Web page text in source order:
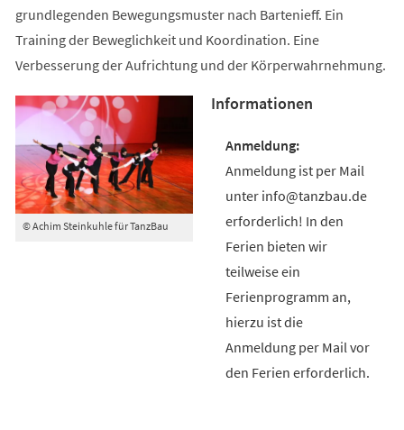
grundlegenden Bewegungsmuster nach Bartenieff. Ein
Training der Beweglichkeit und Koordination. Eine
Verbesserung der Aufrichtung und der Körperwahrnehmung.
© Achim Steinkuhle für TanzBau
Informationen
Anmeldung ist per Mail
unter info@tanzbau.de
erforderlich! In den
Ferien bieten wir
teilweise ein
Ferienprogramm an,
hierzu ist die
Anmeldung per Mail vor
den Ferien erforderlich.